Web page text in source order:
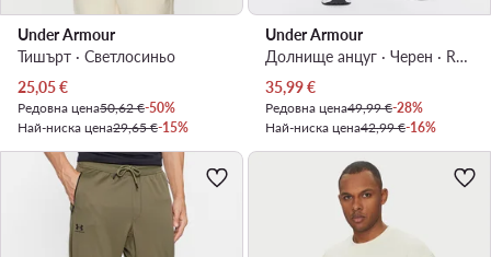
Under Armour
Тишърт · Светлосиньо
Актуална цена
25,05€
Редовна цена50,62 €-50%
Най-ниска цена29,65 €-15%
Under Armour
Долнище анцуг · Черен · Relaxed Fit
Актуална цена
35,99€
Редовна цена49,99 €-28%
Най-ниска цена42,99 €-16%